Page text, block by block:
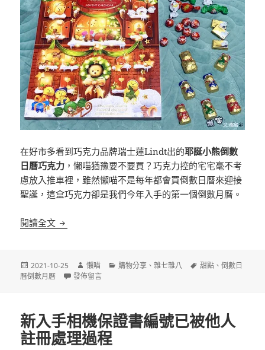
在好市多看到巧克力品牌瑞士蓮Lindt出的耶誕小熊倒數
日曆巧克力 ，懶喵猶豫要不要買？巧克力控的宅宅毫不考
慮放入推車裡，雖然懶喵不是每年都會買倒數日曆來迎接
聖誕，這盒巧克力卻是我們今年入手的第一個倒數月曆。
閱讀全文 瑞士蓮Lindt 2021 耶誕小熊倒數日曆巧克力
發
佈
2021-10-25
作
者
懶喵
分
購物分享 、雜七雜八
標
甜點 、倒數日
曆倒數月曆
在〈瑞士蓮Lindt 2021 耶誕小熊倒數日曆巧克力〉
發佈留言
新入手相機保證書編號已被他人
註冊處理過程